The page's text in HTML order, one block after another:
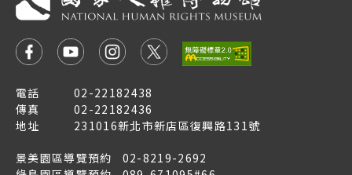
電話
02-22182438
傳真
02-22182436
地址
231016新北市新店區復興路131號
景美園區導覽預約
02-8219-2692